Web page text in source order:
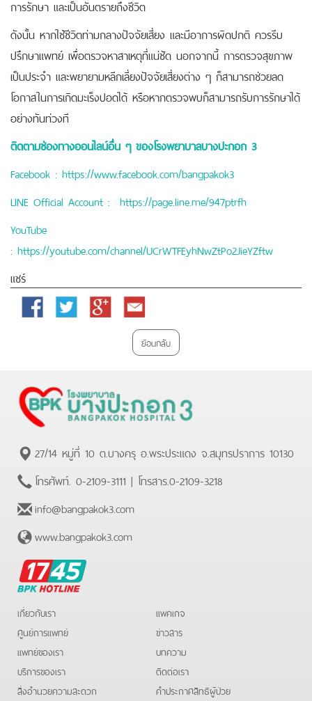
การรักษา และเป็นอันตรายถึงชีวิต
ดังนั้น หากใช้ชีวิตท่ามกลางปัจจัยเสี่ยง และมีอาการผิดปกติ ควรรีบ
ปรึกษาแพทย์ เพื่อตรวจหาสาเหตุที่แน่ชัด นอกจากนี้ การตรวจสุขภาพ
เป็นประจำ และพยายามหลีกเลี่ยงปัจจัยเสี่ยงต่าง ๆ ก็สามารถช่วยลด
โอกาสในการเกิดมะเร็งปอดได้ หรือหากตรวจพบก็สามารถรับการรักษาได้
อย่างทันท่วงที
ติดตามช่องทางออนไลน์อื่น ๆ ของโรงพยาบาลบางปะกอก 3
Facebook : https://www.facebook.com/bangpakok3
LINE Official Account : https://page.line.me/947ptrfh
YouTube
: https://youtube.com/channel/UCrWTFEyhNwZtPo2JieYZftw
แชร์
Facebook Twitter
Google
Email
ย้อนกลับ
27/14 หมู่ที่ 10 ต.บางครุ อ.พระประแดง จ.สมุทรปราการ 10130
โทรศัพท์. 0-2109-3111 | โทรสาร.0-2109-3218
info@bangpakok3.com
www.bangpakok3.com
BPK
Hotline
เกี่ยวกับเรา
ศูนย์การแพทย์
แพทย์ของเรา
บริการของเรา
สิ่งอำนวยความสะดวก
แพคเกจ
ข่าวสาร
บทความ
ติดต่อเรา
คําประกาศสิทธิผู้ป่วย